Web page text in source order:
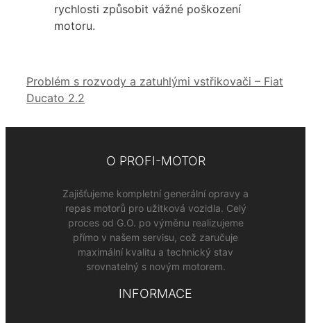
rychlosti způsobit vážné poškození
motoru.
Problém s rozvody a zatuhlými vstřikovači – Fiat
Ducato 2.2
O PROFI-MOTOR
Zajišťujeme kompletní generální opravy a
repas motorů pro užitková vozidla. Celý
proces od G.O. po výměnu realizujeme
přímo v našem servisu, což zaručuje
maximální kvalitu a technický stav
srovnatelný s novým motorem.
INFORMACE